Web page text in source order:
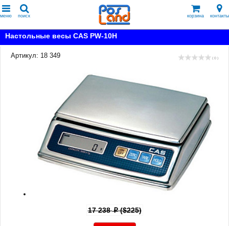
меню поиск корзина контакты
Настольные весы CAS PW-10H
Артикул: 18 349 ( 0 )
17 238p($225)